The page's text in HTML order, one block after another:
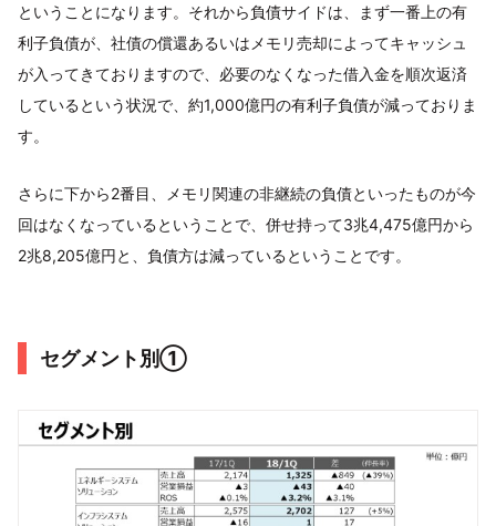
ということになります。それから負債サイドは、まず一番上の有
利子負債が、社債の償還あるいはメモリ売却によってキャッシュ
が入ってきておりますので、必要のなくなった借入金を順次返済
しているという状況で、約1,000億円の有利子負債が減っておりま
す。
さらに下から2番目、メモリ関連の非継続の負債といったものが今
回はなくなっているということで、併せ持って3兆4,475億円から
2兆8,205億円と、負債方は減っているということです。
セグメント別①